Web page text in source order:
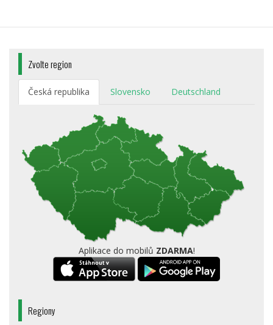
Zvolte region
Česká republika Slovensko Deutschland
Aplikace do mobilů ZDARMA!
Regiony